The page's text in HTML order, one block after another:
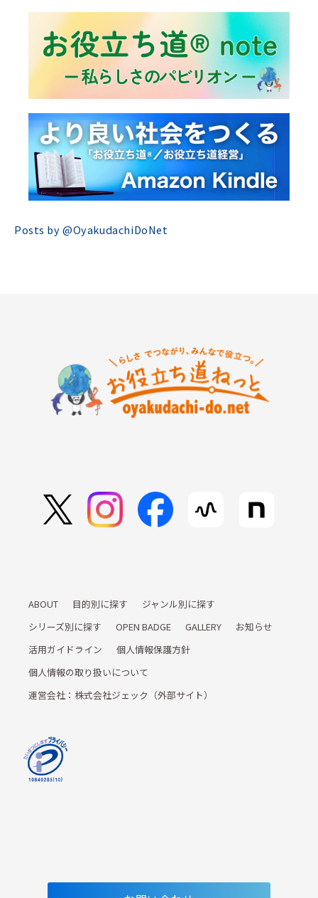
Posts by @OyakudachiDoNet
ABOUT 目的別に探す
ジャンル別に探す
シリーズ別に探す
OPEN BADGE GALLERY
お知らせ
活用ガイドライン
個人情報保護方針
個人情報の取り扱いについて
運営会社：株式会社ジェック（外部サイト）